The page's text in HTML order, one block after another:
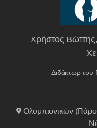
Χρήστος
Διδάκτωρ του
Ολυμπιονικών